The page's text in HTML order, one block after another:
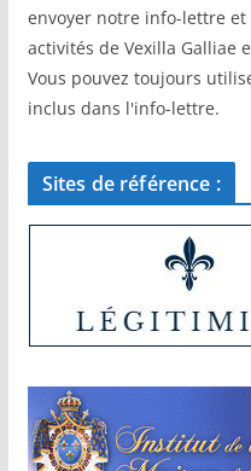
envoyer notre info-lettre
activités de Vexilla Galliae
Vous pouvez toujours
inclus dans l'info-lettre.
Sites de référence :